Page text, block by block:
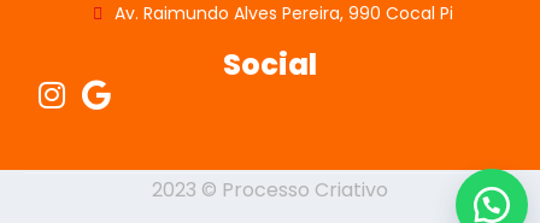
Av. Raimundo Alves Pereira, 990 Cocal Pi
Social
2023 © Processo Criativo